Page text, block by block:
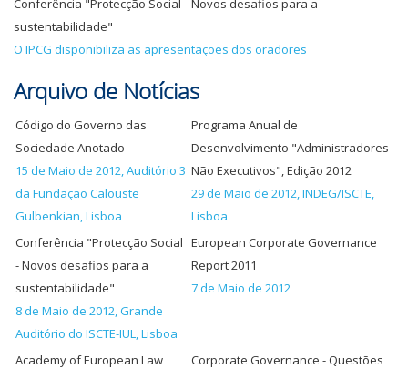
Conferência "Protecção Social - Novos desafios para a
sustentabilidade"
O IPCG disponibiliza as apresentações dos oradores
Arquivo de Notícias
Código do Governo das
Sociedade Anotado
15 de Maio de 2012, Auditório 3
da Fundação Calouste
Gulbenkian, Lisboa
Programa Anual de
Desenvolvimento "Administradores
Não Executivos", Edição 2012
29 de Maio de 2012, INDEG/ISCTE,
Lisboa
Conferência "Protecção Social
- Novos desafios para a
sustentabilidade"
8 de Maio de 2012, Grande
Auditório do ISCTE-IUL, Lisboa
European Corporate Governance
Report 2011
7 de Maio de 2012
Academy of European Law
Corporate Governance - Questões